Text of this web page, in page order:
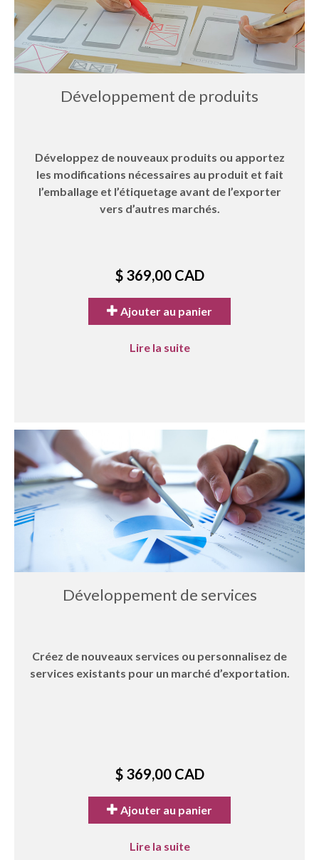
Développement de produits
Développez de nouveaux produits ou apportez
les modifications nécessaires au produit et fait
l’emballage et l’étiquetage avant de l’exporter
vers d’autres marchés.
$ 369,00 CAD
Ajouter au panier
Lire la suite
Développement de services
Créez de nouveaux services ou personnalisez de
services existants pour un marché d’exportation.
$ 369,00 CAD
Ajouter au panier
Lire la suite